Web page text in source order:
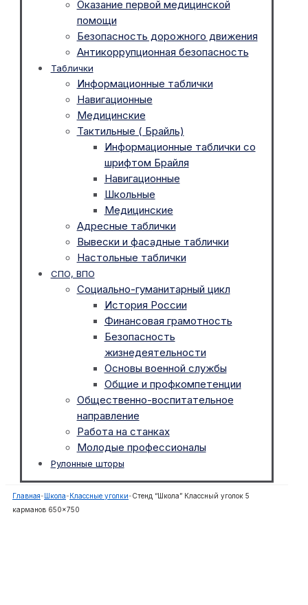
Оказание первой медицинской
помощи
Безопасность дорожного движения
Антикоррупционная безопасность
Таблички
Информационные таблички
Навигационные
Медицинские
Тактильные ( Брайль)
Информационные таблички со
шрифтом Брайля
Навигационные
Школьные
Медицинские
Адресные таблички
Вывески и фасадные таблички
Настольные таблички
СПО, ВПО
Социально-гуманитарный цикл
История России
Финансовая грамотность
Безопасность
жизнедеятельности
Основы военной службы
Общие и профкомпетенции
Общественно-воспитательное
направление
Работа на станках
Молодые профессионалы
Рулонные шторы
Главная- Школа- Классные уголки-Стенд “Школа” Классный уголок 5
карманов 650×750